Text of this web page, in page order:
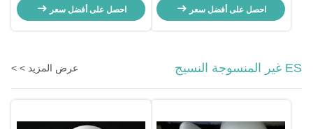
للتعبئة والتغليف والطب
احصل على أفضل سعر
غرام الوزن الأساسي المخصص
احصل على أفضل سعر
ES غير المنسوجة النسيج عرض المزيد > >